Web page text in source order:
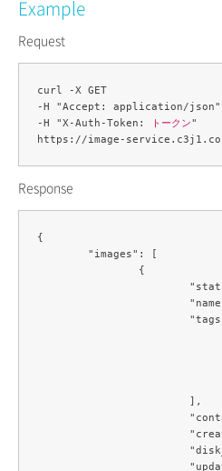
Example
Request
curl -X GET
-H "Accept: application/json"
-H "X-Auth-Token:
トークン"
Response
{